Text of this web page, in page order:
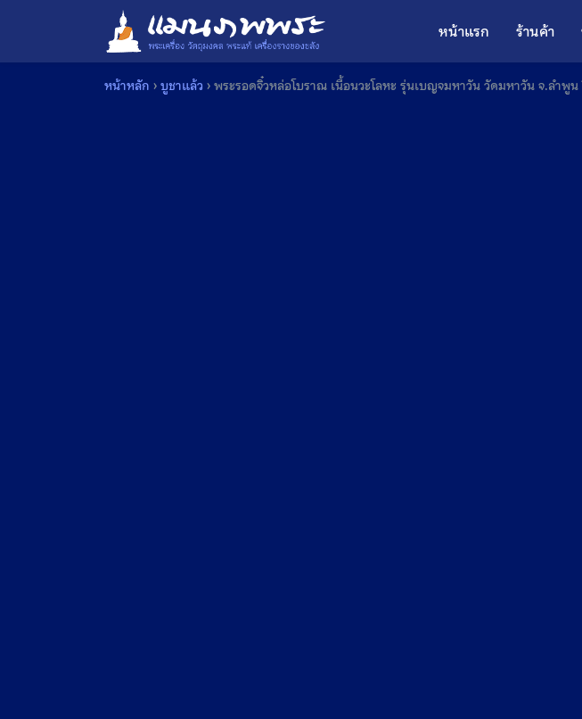
หน้าแรก ร้านค้า
หน้าหลัก ›บูชาแล้ว ›พระรอดจิ๋วหล่อโบราณ เนื้อนวะโลหะ รุ่นเบญจมหาวัน วัดมหาวัน จ.ลำ